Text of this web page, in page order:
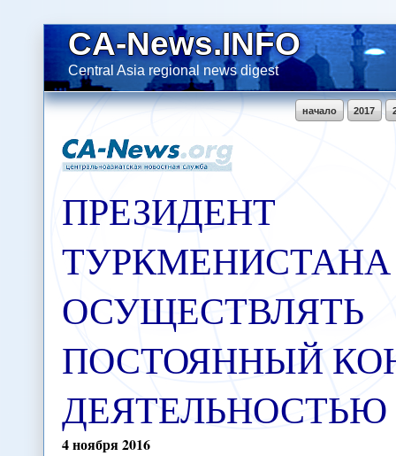
CA-News.INFO
Central Asia regional news digest
2017
начало
ПРЕЗИДЕНТ
ОСУЩЕСТВЛЯТЬ
ПОСТОЯННЫЙ
4ноября2016